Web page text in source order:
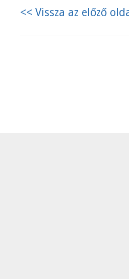
<< Vissza az előző